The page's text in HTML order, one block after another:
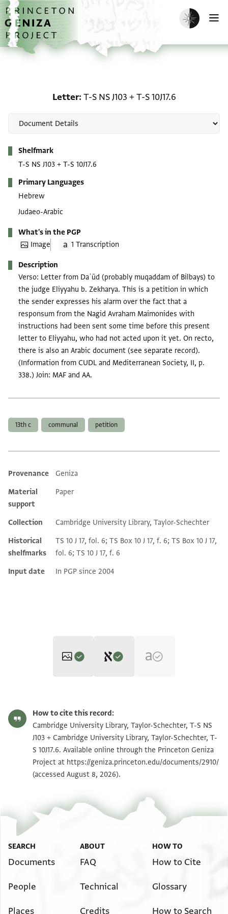
Skip to main content
home
Enable dark
Letter T-S NS J103 +T-S 10J17.6
Shelfmark
T-S NS J103 + T-S 10J17.6
Primary Languages
Hebrew
Judaeo-Arabic
What's in the PGP
Image
1 Transcription
Description
Verso: Letter from Daʾūd (probably muqaddam of Bilbays) to
the judge Eliyyahu b. Zekharya. This is a petition in which
the sender expresses his alarm over the fact that a
responsum from the Nagid Avraham Maimonides with
instructions had been sent some time before this present
letter to Eliyyahu, who had not acted upon it yet. On recto,
there is also an Arabic document (see separate record).
(Information from CUDL and Mediterranean Society, II, p.
338.) Join: MAF and AA.
13th c communal petition
Additional metadata
Provenance
Geniza
Material
support
Paper
Collection
Cambridge University Library, Taylor-Schechter
Historical
shelfmarks
TS 10 J 17, fol. 6; TS Box 10 J 17, f. 6; TS Box 10 J 17,
fol. 6; TS 10 J 17, f. 6
Input date
In PGP since 2004
S. D. Goitein's unpublished edition (1950–85).
T-S NS J103 1v
T-S 10J17.6 1r Zoom and Rotate
T-S 10J17.6 1v
View : + T-S 10J17.6
ברוך הגבר אשר יבטח בייי
ורבצת ואין מחריד
אלעאליה אלעאלמה אלמתפצלה אלפאצלה
מרנו ורבינו אליה(!) החכם הנבון הדיין
מתנסם אכבארה מקר בתפצלהא
T-S NS J103 verso
Verso. Address.
חצרת מרנו ורבנו אליה הדיין המשכי[ל
Image Permissions Statement
How to cite this record:
Cambridge University Library, Taylor-Schechter, T-S NS
J103 + Cambridge University Library, Taylor-Schechter, T-
S 10J17.6. Available online through the Princeton Geniza
Project at https://geniza.princeton.edu/documents/2910/
(accessed August 8, 2026).
SEARCH
Documents
People
Places
ABOUT
FAQ
Technical
Credits
HOW TO
How to Cite
Glossary
How to Search